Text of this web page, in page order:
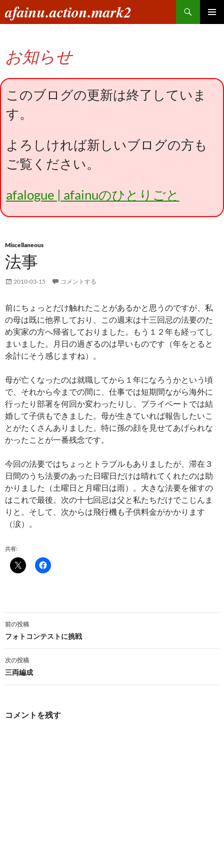
ン
へ
ス
キ
プ
afainu.action.mark2
索
お知らせ
このブログの更新は終了していま
す。
よろしければ新しいブログの方も
ご覧ください。
afalogue | afainuのひとりごと
Miscellaneous
法事
2010-03-15 コメントする
前にちょっとだけ触れたことがあるかと思うのですが、私
の母は既に他界しており、この週末は十三回忌の法要のた
め実家の方へ帰省しておりました。もう１２年も経ってし
まいました。月日の過ぎるのは早いものです（年をとると
余計にそう感じますね）。
母が亡くなったのは就職してから１年になろうかという頃
で、それから今までの間に、仕事では短期間ながら海外に
行ったり部署を何回か変わったりし、プライベートでは結
婚して子供もできました。母が生きていれば報告したいこ
とがたくさんありました。特に孫の顔を見せてあげられな
かったことが一番残念です。
今回の法要ではちょっとトラブルもありましたが、滞在３
日間のうち法要のあった日曜日だけは晴れてくれたのは助
かりました（土曜日と月曜日は雨）。大きな法要を催すの
はこれで最後。次の十七回忌は父と私たちだけでこじんま
りと。そして、次からは飛行機も子供料金がかかります
（涙）。
共有:
投
稿
ナ
ビ
ゲ
前の投稿
フォトコンテストに挑戦
次の投稿
三両編成
コメントを残す